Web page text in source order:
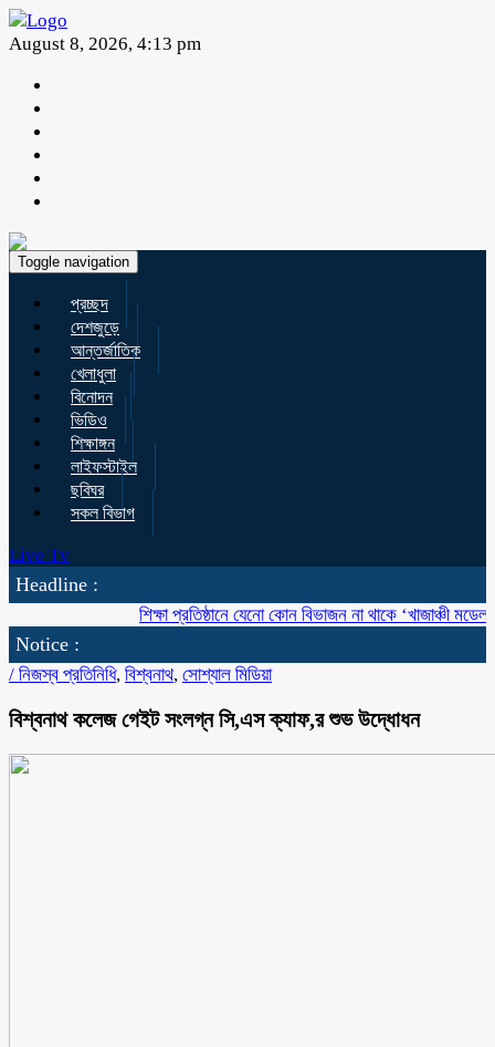
August 8, 2026, 4:13 pm
Toggle navigation
প্রচ্ছদ
দেশজুড়ে
আন্তর্জাতিক
খেলাধুলা
বিনোদন
ভিডিও
শিক্ষাঙ্গন
লাইফস্টাইল
ছবিঘর
সকল বিভাগ
Live Tv
Headline :
শিক্ষা প্রতিষ্ঠানে যেনো কোন বিভাজন না থাকে ‘খাজাঞ্চী মডেল’
Notice :
/ নিজস্ব প্রতিনিধি, বিশ্বনাথ, সোশ্যাল মিডিয়া
বিশ্বনাথ কলেজ গেইট সংলগ্ন সি,এস ক্যাফ,র শুভ উদ্ধোধন